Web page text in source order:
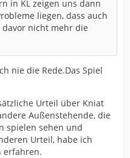
in KL zeigen uns dann
liegen, dass auch
nicht mehr die
nie die Rede.Das Spiel
Urteil über Kniat
Außenstehende, die
spielen sehen und
Urteil, habe ich
erfahren.